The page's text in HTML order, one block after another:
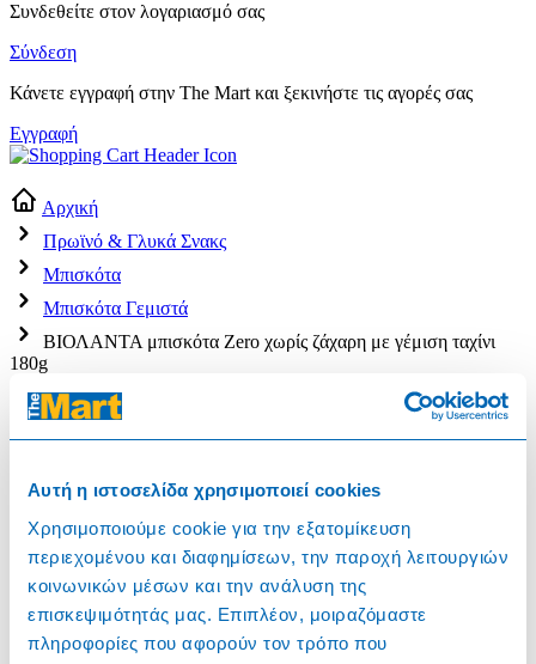
Αυτή η ιστοσελίδα χρησιμοποιεί cookies
Χρησιμοποιούμε cookie για την εξατομίκευση
περιεχομένου και διαφημίσεων, την παροχή λειτουργιών
κοινωνικών μέσων και την ανάλυση της
επισκεψιμότητάς μας. Επιπλέον, μοιραζόμαστε
πληροφορίες που αφορούν τον τρόπο που
Συνδεθείτε στον λογαριασμό σας
Σύνδεση
Κάνετε εγγραφή στην The Mart και ξεκινήστε τις αγορές σας
Εγγραφή
Αρχική
Πρωϊνό & Γλυκά Σνακς
Μπισκότα
Μπισκότα Γεμιστά
ΒΙΟΛΑΝΤΑ μπισκότα Zero χωρίς ζάχαρη με γέμιση ταχίνι
180g
208193